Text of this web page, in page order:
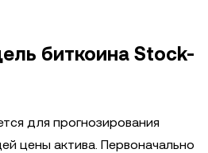
биткоина Stock-
для прогнозирования
цены актива. Первоначально